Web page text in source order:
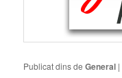
Publicat dins de General |